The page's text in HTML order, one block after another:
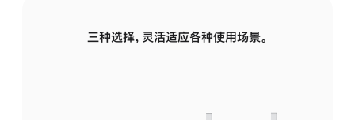
三种选择，灵活适应各种使用场景。